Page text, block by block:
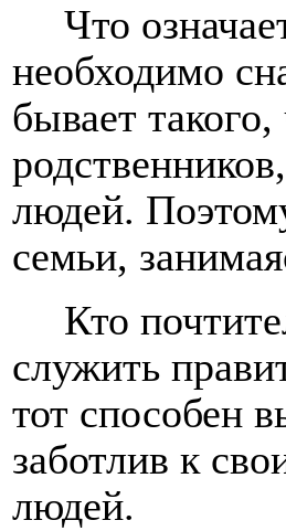
Что
необходимо
бывает
людей.
семьи,
Кто
служить
тот способен
заботлив к
людей.